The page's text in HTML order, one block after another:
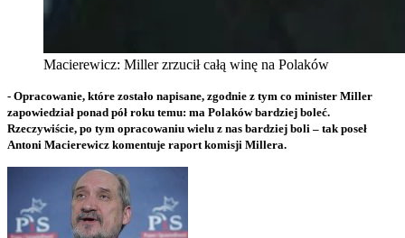
Macierewicz: Miller zrzucił całą winę na Polaków
- Opracowanie, które zostało napisane, zgodnie z tym co minister Miller
zapowiedział ponad pół roku temu: ma Polaków bardziej boleć.
Rzeczywiście, po tym opracowaniu wielu z nas bardziej boli – tak poseł
Antoni Macierewicz komentuje raport komisji Millera.